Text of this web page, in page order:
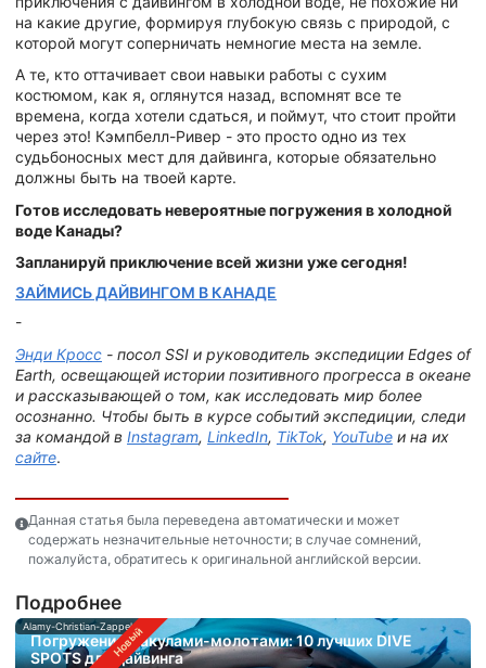
на какие другие, формируя глубокую связь с природой, с
которой могут соперничать немногие места на земле.
А те, кто оттачивает свои навыки работы с сухим
костюмом, как я, оглянутся назад, вспомнят все те
времена, когда хотели сдаться, и поймут, что стоит пройти
через это! Кэмпбелл-Ривер - это просто одно из тех
судьбоносных мест для дайвинга, которые обязательно
должны быть на твоей карте.
Готов исследовать невероятные погружения в холодной
воде Канады?
Запланируй приключение всей жизни уже сегодня!
ЗАЙМИСЬ ДАЙВИНГОМ В КАНАДЕ
-
Энди Кросс - посол SSI и руководитель экспедиции Edges of
Earth, освещающей истории позитивного прогресса в океане
и рассказывающей о том, как исследовать мир более
осознанно. Чтобы быть в курсе событий экспедиции, следи
за командой в Instagram, LinkedIn, TikTok, YouTube и на их
сайте.
Данная статья была переведена автоматически и может
содержать незначительные неточности; в случае сомнений,
пожалуйста, обратитесь к оригинальной английской версии.
Подробнее
Alamy-Christian-Zappel
Погружения с акулами-молотами: 10 лучших DIVE
SPOTS для дайвинга